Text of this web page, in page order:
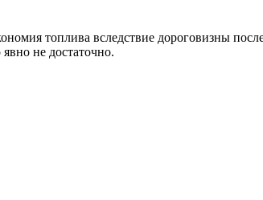
топлива вследствие дороговизны
не достаточно.